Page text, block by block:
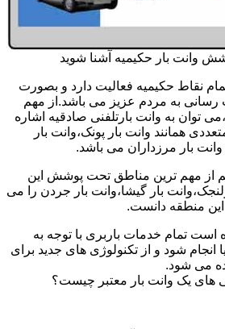
وانت بار حکیمیه آشنا شوید
نقاط حکیمیه فعالیت دارد و بصورت
رسانی به مردم عزیز می باشد.از مهم
توان به وانت بارتلفنی صادقیه اشاره
همانند وانت بار پونک،وانت بار
بار مرزداران می باشد.
از مهم ترین مناطق تحت پوشش این
بار گیشا،وانت بار جردن را می
منطقه دانست.
تمام خدمات باربری با توجه به
انجام شود و از تکنولوژی های جدید برای
می شود.
های یک وانت بار معتبر چیست؟